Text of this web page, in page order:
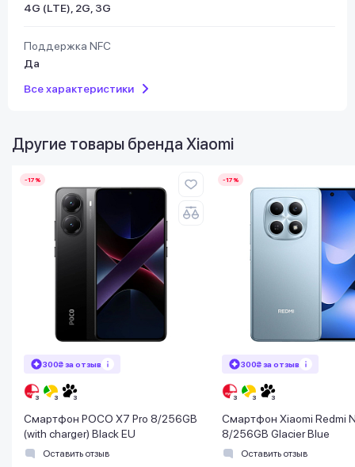
4G (LTE), 2G, 3G
Поддержка NFC
Да
Все характеристики
Другие товары бренда Xiaomi
-17%
300₴ за отзыв
Смартфон POCO X7 Pro 8/256GB
(with charger) Black EU
Оставить отзыв
-17%
300₴ за отзыв
Смартфон Xiaomi Redmi
8/256GB Glacier Blue
Оставить отзыв